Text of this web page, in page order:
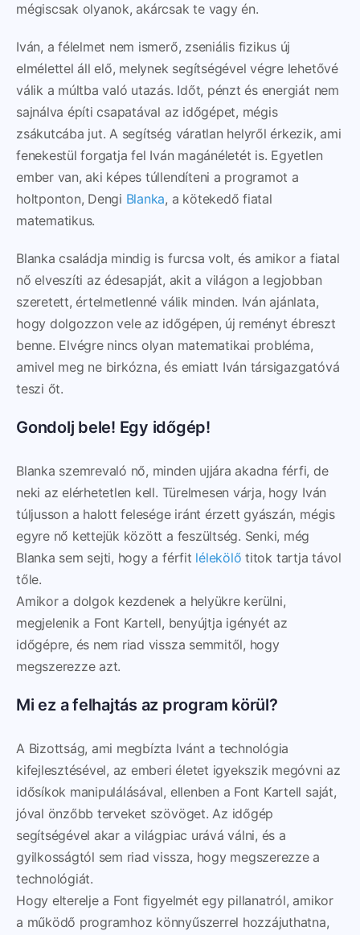
mégiscsak olyanok, akárcsak te vagy én.
Iván, a félelmet nem ismerő, zseniális fizikus új
elmélettel áll elő, melynek segítségével végre lehetővé
válik a múltba való utazás. Időt, pénzt és energiát nem
sajnálva építi csapatával az időgépet, mégis
zsákutcába jut. A segítség váratlan helyről érkezik, ami
fenekestül forgatja fel Iván magánéletét is. Egyetlen
ember van, aki képes túllendíteni a programot a
holtponton, Dengi Blanka, a kötekedő fiatal
matematikus.
Blanka családja mindig is furcsa volt, és amikor a fiatal
nő elveszíti az édesapját, akit a világon a legjobban
szeretett, értelmetlenné válik minden. Iván ajánlata,
hogy dolgozzon vele az időgépen, új reményt ébreszt
benne. Elvégre nincs olyan matematikai probléma,
amivel meg ne birkózna, és emiatt Iván társigazgatóvá
teszi őt.
Gondolj bele! Egy időgép!
Blanka szemrevaló nő, minden ujjára akadna férfi, de
neki az elérhetetlen kell. Türelmesen várja, hogy Iván
túljusson a halott felesége iránt érzett gyászán, mégis
egyre nő kettejük között a feszültség. Senki, még
Blanka sem sejti, hogy a férfit lélekölő titok tartja távol
tőle.
Amikor a dolgok kezdenek a helyükre kerülni,
megjelenik a Font Kartell, benyújtja igényét az
időgépre, és nem riad vissza semmitől, hogy
megszerezze azt.
Mi ez a felhajtás az program körül?
A Bizottság, ami megbízta Ivánt a technológia
kifejlesztésével, az emberi életet igyekszik megóvni az
idősíkok manipulálásával, ellenben a Font Kartell saját,
jóval önzőbb terveket szövöget. Az időgép
segítségével akar a világpiac urává válni, és a
gyilkosságtól sem riad vissza, hogy megszerezze a
technológiát.
Hogy elterelje a Font figyelmét egy pillanatról, amikor
a működő programhoz könnyűszerrel hozzájuthatna,